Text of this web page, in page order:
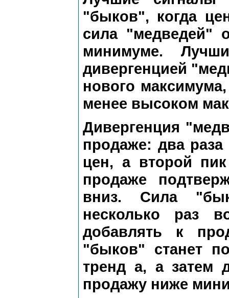
"быков", когда
сила "медведей"
минимуме.
дивергенцией
нового
менее высоком
Дивергенция
продаже: два
цен, а второй
продаже
вниз. Сила
несколько раз
добавлять к
"быков" станет
тренд а, а затем
продажу ниже